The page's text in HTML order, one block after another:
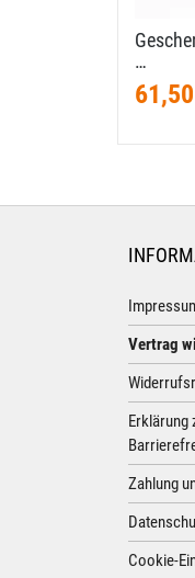
…
Vertrag
Erklärung
Zahlung
Cookie-